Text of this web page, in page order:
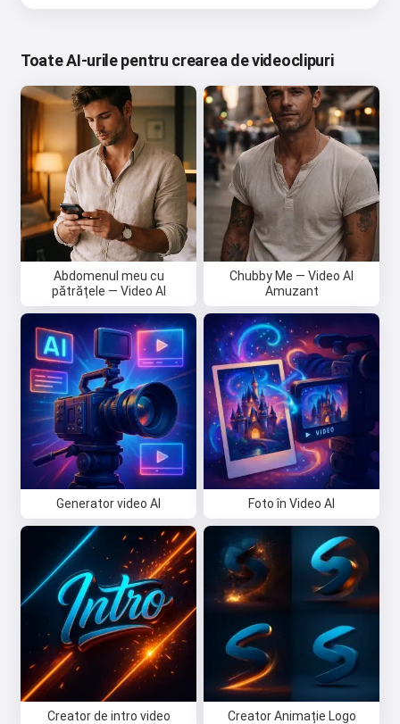
Toate AI-urile pentru crearea de videoclipuri
Abdomenul meu cu
pătrățele — Video AI
Chubby Me — Video AI
Amuzant
Generator video AI Foto în Video AI
Creator de intro video Creator Animație Logo